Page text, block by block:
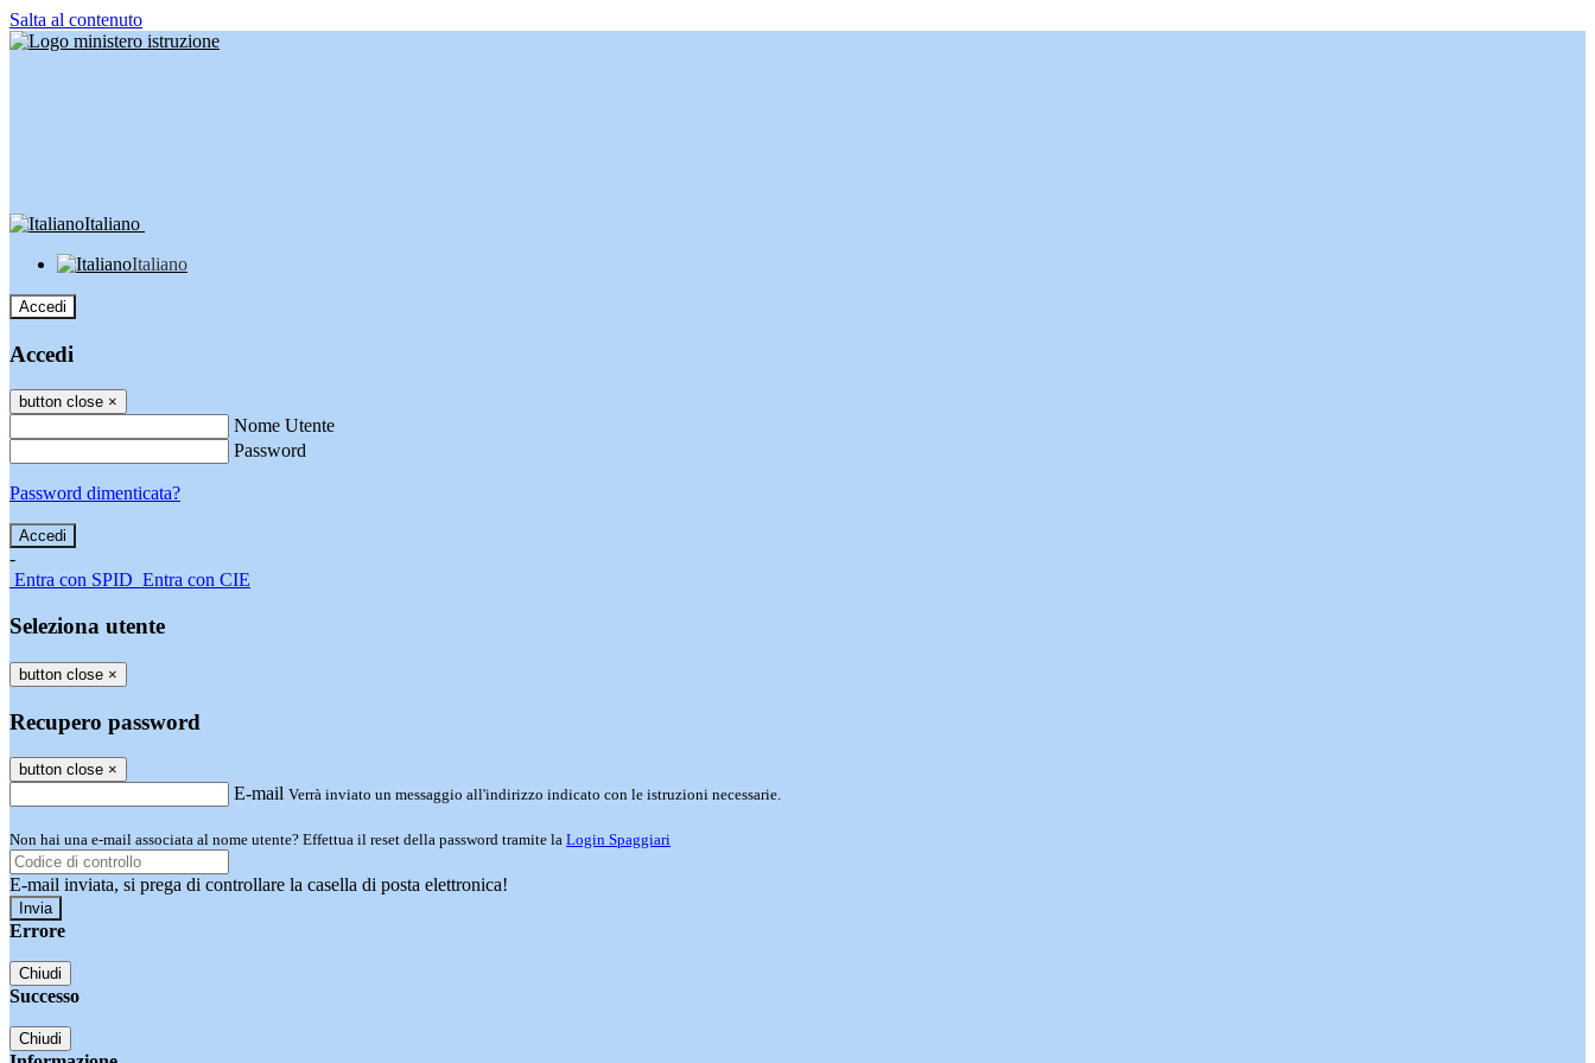
Salta al contenuto
Italiano
Italiano
Accedi
Accedi
button close ×
Nome Utente
Password
Password dimenticata?
-
Entra con SPID Entra con CIE
Seleziona utente
button close ×
Recupero password
button close ×
E-mail Verrà inviato un messaggio all'indirizzo indicato con le istruzioni necessarie.
Non hai una e-mail associata al nome utente? Effettua il reset della password tramite la Login Spaggiari
E-mail inviata, si prega di controllare la casella di posta elettronica!
Errore
Chiudi
Successo
Chiudi